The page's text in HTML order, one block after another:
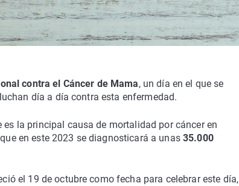
contra el Cáncer de Mama, un día en el que se
día a día contra esta enfermedad.
es la principal causa de mortalidad por cáncer en
en este 2023 se diagnosticará a unas35.000
el 19 de octubre como fecha para celebrar este día,